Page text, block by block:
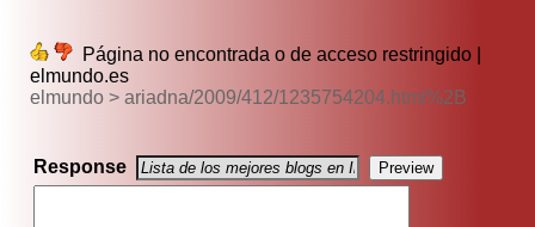
Página no encontrada o de acceso restringido |
elmundo.es
elmundo > ariadna/2009/412/1235754204.html%2B
Response